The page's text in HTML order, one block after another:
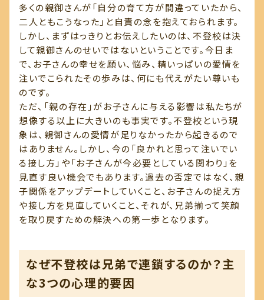
多くの親御さんが「自分の育て方が間違っていたから、
二人ともこうなった」と自責の念を抱えておられます。
しかし、まずはっきりとお伝えしたいのは、不登校は決
して親御さんのせいではないということです。今日ま
で、お子さんの幸せを願い、悩み、精いっぱいの愛情を
注いでこられたその歩みは、何にも代えがたい尊いも
のです。
ただ、「親の存在」がお子さんに与える影響は私たちが
想像する以上に大きいのも事実です。不登校という現
象は、親御さんの愛情が足りなかったから起きるので
はありません。しかし、今の「良かれと思って注いでい
る接し方」や「お子さんが今必要としている関わり」を
見直す良い機会でもあります。過去の否定ではなく、親
子関係をアップデートしていくこと、お子さんの捉え方
や接し方を見直していくこと、それが、兄弟揃って笑顔
を取り戻すための解決への第一歩となります。
なぜ不登校は兄弟で連鎖するのか？主
な3つの心理的要因